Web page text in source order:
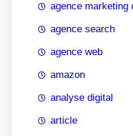
agence marketing
agence search
agence web
amazon
analyse digital
article